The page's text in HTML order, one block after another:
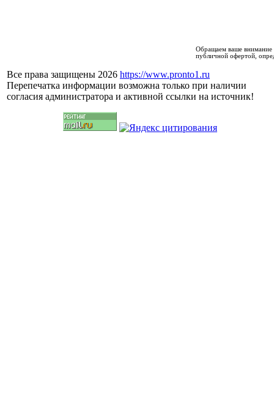
Обращаем ваше внимание
публичной офертой,
Все права защищены 2026 https://www.pronto1.ru
Перепечатка информации возможна только при наличии
согласия администратора и активной ссылки на источник!